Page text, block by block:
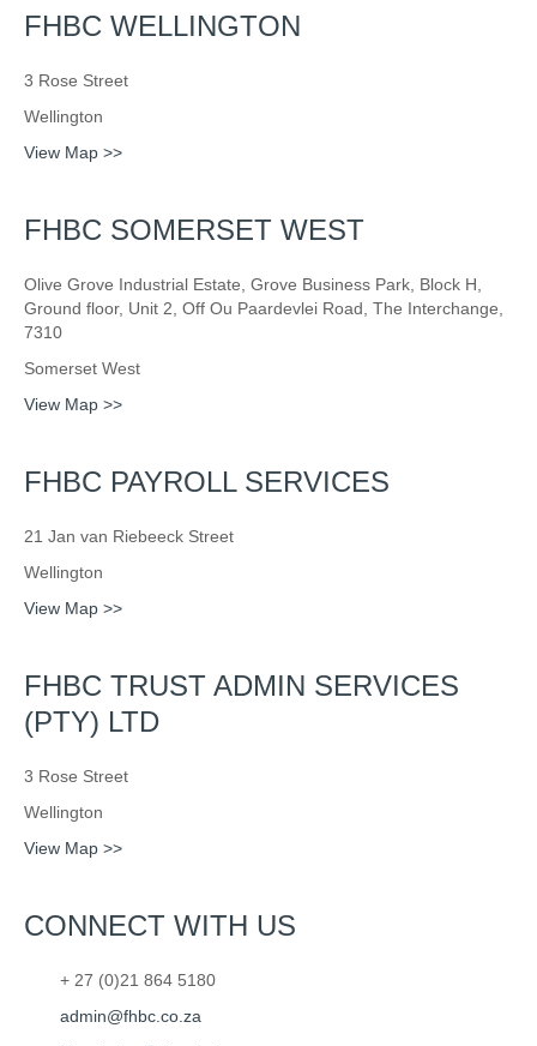
FHBC WELLINGTON
3 Rose Street
Wellington
View Map >>
FHBC SOMERSET WEST
Olive Grove Industrial Estate, Grove Business Park, Block H,
Ground floor, Unit 2, Off Ou Paardevlei Road, The Interchange,
7310
Somerset West
View Map >>
FHBC PAYROLL SERVICES
21 Jan van Riebeeck Street
Wellington
View Map >>
FHBC TRUST ADMIN SERVICES
(PTY) LTD
3 Rose Street
Wellington
View Map >>
CONNECT WITH US
+ 27 (0)21 864 5180
admin@fhbc.co.za